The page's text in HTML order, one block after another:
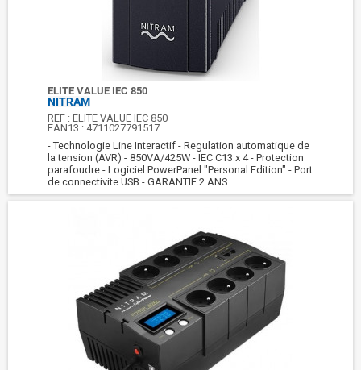
ELITE VALUE IEC 850
NITRAM
REF :ELITE VALUE IEC 850
EAN13 : 4711027791517
- Technologie Line Interactif - Regulation automatique de
la tension (AVR) - 850VA/425W - IEC C13 x 4 - Protection
parafoudre - Logiciel PowerPanel "Personal Edition" - Port
de connectivite USB - GARANTIE 2 ANS